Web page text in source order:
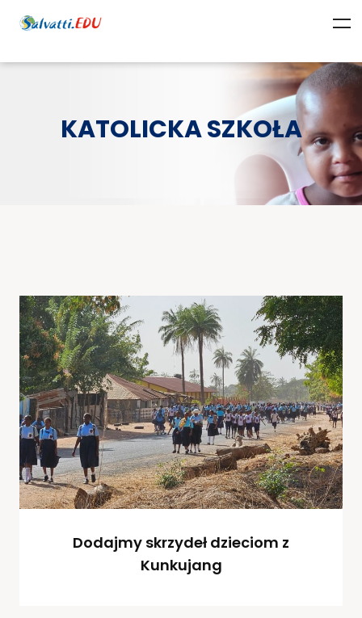
KATOLICKA SZKOŁA
Dodajmy skrzydeł dzieciom z
Kunkujang